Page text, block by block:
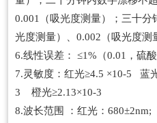
0.001（吸光度测量）；三十分
光度测量）、0.002（吸光度测
6.线性误差： ≤1%（0.01，硫酸
7.灵敏度：红光≥4.5 ×10-5 蓝
3 橙光≥2.13×10-3
8.波长范围 ：红光：680±2nm;